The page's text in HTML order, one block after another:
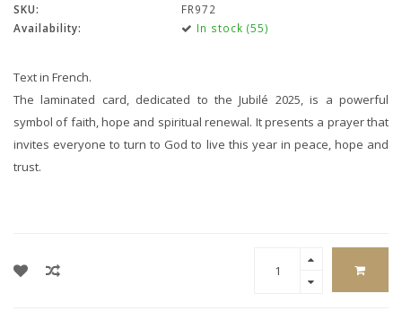
SKU:
FR972
Availability:
In stock (55)
Text in French.
The laminated card, dedicated to the Jubilé 2025, is a powerful
symbol of faith, hope and spiritual renewal. It presents a prayer that
invites everyone to turn to God to live this year in peace, hope and
trust.